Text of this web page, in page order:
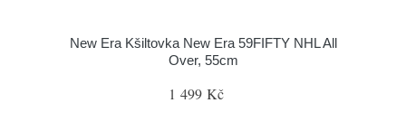
New Era Kšiltovka New Era 59FIFTY NHL All
Over, 55cm
1 499 Kč